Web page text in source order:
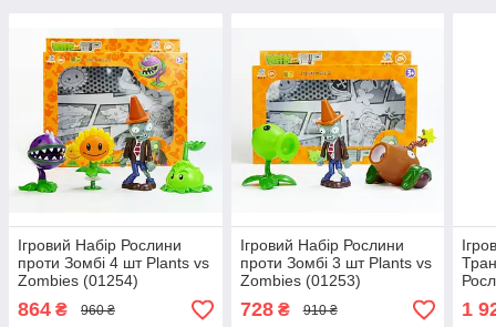
Ігровий Набір Рослини
проти Зомбі 4 шт Plants vs
Zombies (01254)
864 ₴ 960 ₴
Ігровий Набір Рослини
проти Зомбі 3 шт Plants vs
Zombies (01253)
728₴ 910 ₴
vs
1